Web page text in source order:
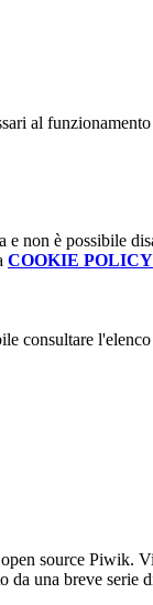
al
e non è possibile
COOKIE POLICY
consultare
source
una breve